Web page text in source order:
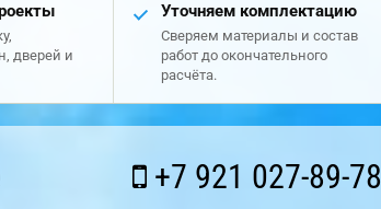
дверей и
Уточняем комплектацию
Сверяем материалы и состав
работ до окончательного
расчёта.
+7 921 027-89-78